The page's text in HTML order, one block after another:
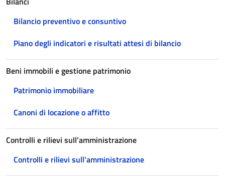
Bilancio preventivo e consuntivo
Piano degli indicatori e risultati attesi di bilancio
Beni immobili e gestione patrimonio
Patrimonio immobiliare
Canoni di locazione o affitto
Controlli e rilievi sull’amministrazione
Controlli e rilievi sull’amministrazione